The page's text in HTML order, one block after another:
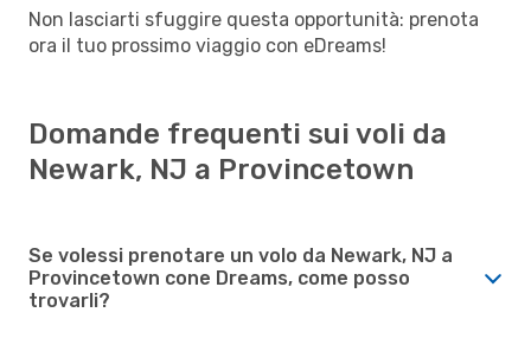
Non lasciarti sfuggire questa opportunità: prenota
ora il tuo prossimo viaggio con eDreams!
Domande frequenti sui voli da
Newark, NJ a Provincetown
Se volessi prenotare un volo da Newark, NJ a
Provincetown cone Dreams, come posso
trovarli?